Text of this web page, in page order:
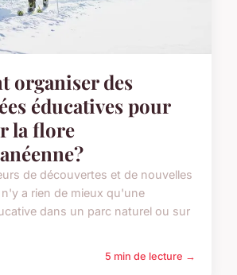
organiser des
éducatives pour
la flore
de découvertes et de nouvelles
a rien de mieux qu'une
dans un parc naturel ou sur
5 min de lecture →